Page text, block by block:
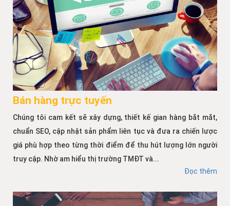
Bán hàng trực tuyến
Chúng tôi cam kết sẽ xây dựng, thiết kế gian hàng bắt mắt,
chuẩn SEO, cập nhật sản phẩm liên tục và đưa ra chiến lược
giá phù hợp theo từng thời điểm để thu hút lượng lớn người
truy cập. Nhờ am hiểu thị trường TMĐT và...
Đọc thêm